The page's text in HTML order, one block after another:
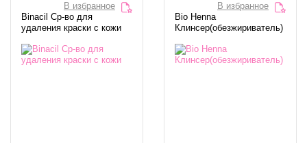
В избранное
Binacil Ср-во для
удаления краски с кожи
В избранное
Bio Henna
Клинсер(обезжириватель)